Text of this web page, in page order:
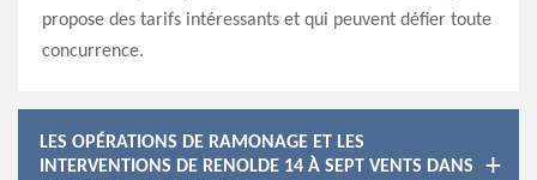
propose des tarifs intéressants et qui peuvent défier toute
concurrence.
LES OPÉRATIONS DE RAMONAGE ET LES
INTERVENTIONS DE RENOLDE 14 À SEPT VENTS DANS